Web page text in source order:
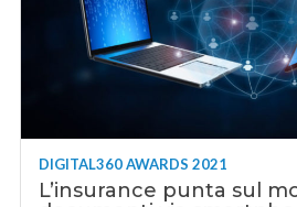
DIGITAL360 AWARDS 2021
L’insurance punta sul